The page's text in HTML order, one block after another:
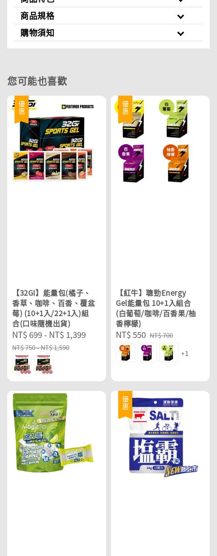
商品規格
購物須知
您可能也喜歡
優惠
【32GI】能量包(橘子、
香草、咖啡、百香、覆盆
莓) (10+1入/22+1入)組
合(口味隨機出貨)
Sale
price
NT$ 699- NT$ 1,399
Regular
NT$ 750-NT$ 1,590
優惠
【紅牛】聰勁Energy
Gel能量包 10+1入組合
(白葡萄/咖啡/百香果/柚
香檸檬)
Sale
price
NT$ 550 Regular
price
NT$ 700
+1
優惠